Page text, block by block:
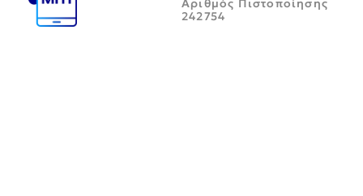
Αριθμός Πιστοποίησης
242754